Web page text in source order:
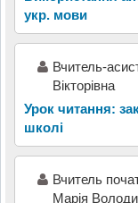
укр. мови
Вчитель-
Вікторівна
Урок читання:
школі
Вчитель
Марія